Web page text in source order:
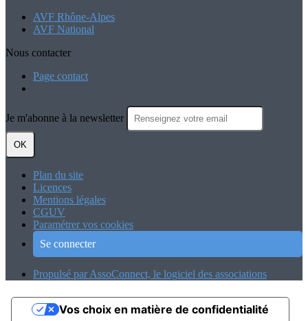
AVF Rhône-Alpes
AVF National
Nous contacter
Page contact
Je m'abonne à la newsletter
OK
Plan du site
Licences
Mentions légales
CGUV
Paramétrer vos cookies
Se connecter
Propulsé par AssoConnect, le logiciel des associations
Vos choix en matière de confidentialité